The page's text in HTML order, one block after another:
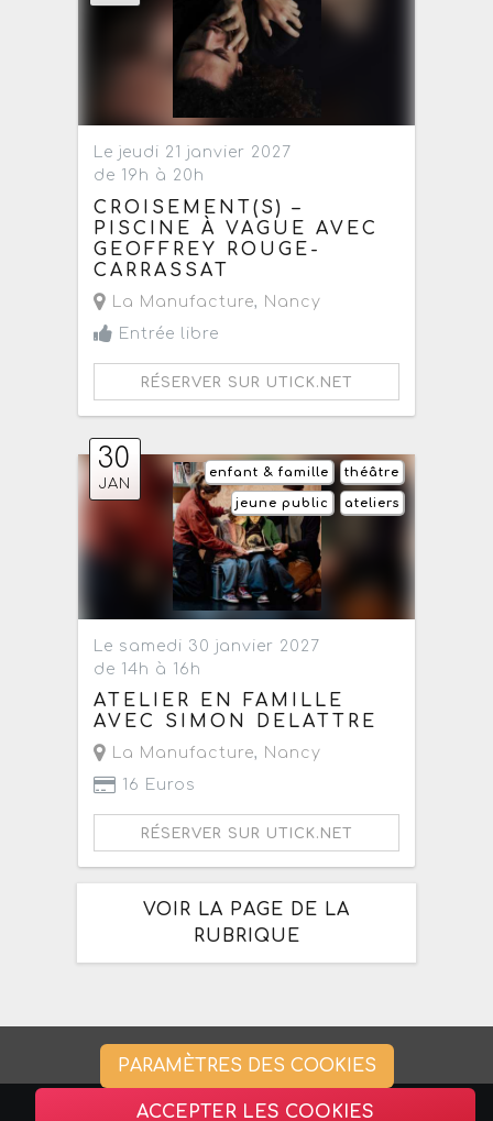
Le jeudi 21 janvier 2027
de 19h à 20h
CROISEMENT(S) –
PISCINE À VAGUE AVEC
GEOFFREY ROUGE-
CARRASSAT
La Manufacture, Nancy
Entrée libre
RÉSERVER SUR UTICK.NET
30
JAN
théâtre
enfant & famille
ateliers
jeune public
Le samedi 30 janvier 2027
de 14h à 16h
ATELIER EN FAMILLE
AVEC SIMON DELATTRE
La Manufacture, Nancy
16 Euros
RÉSERVER SUR UTICK.NET
VOIR LA PAGE DE LA
RUBRIQUE
PARAMÈTRES DES COOKIES
ACCEPTER LES COOKIES